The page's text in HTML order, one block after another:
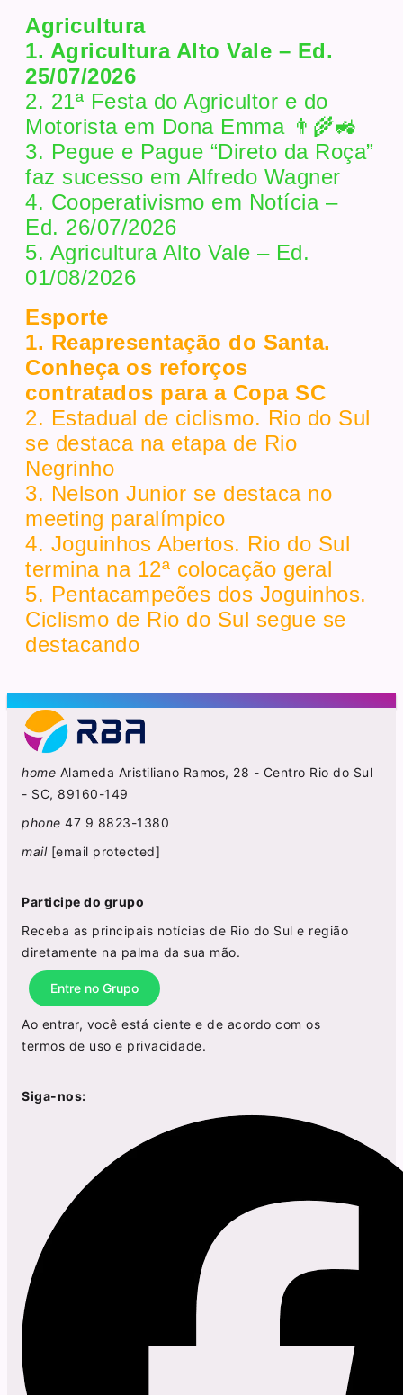
Agricultura
1. Agricultura Alto Vale – Ed.
25/07/2026
2. 21ª Festa do Agricultor e do
Motorista em Dona Emma 👨‍🌾🚜
3. Pegue e Pague “Direto da Roça”
faz sucesso em Alfredo Wagner
4. Cooperativismo em Notícia –
Ed. 26/07/2026
5. Agricultura Alto Vale – Ed.
01/08/2026
Esporte
1. Reapresentação do Santa.
Conheça os reforços
contratados para a Copa SC
2. Estadual de ciclismo. Rio do Sul
se destaca na etapa de Rio
Negrinho
3. Nelson Junior se destaca no
meeting paralímpico
4. Joguinhos Abertos. Rio do Sul
termina na 12ª colocação geral
5. Pentacampeões dos Joguinhos.
Ciclismo de Rio do Sul segue se
destacando
home Alameda Aristiliano Ramos, 28 - Centro Rio do Sul
- SC, 89160-149
phone 47 9 8823-1380
mail [email protected]
Participe do grupo
Receba as principais notícias de Rio do Sul e região
diretamente na palma da sua mão.
Entre no Grupo
Ao entrar, você está ciente e de acordo com os
termos de uso e privacidade.
Siga-nos: